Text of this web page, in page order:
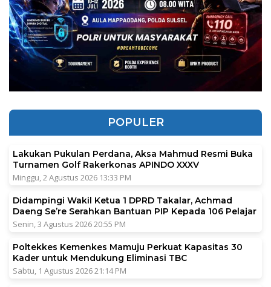
POPULER
Lakukan Pukulan Perdana, Aksa Mahmud Resmi Buka
Turnamen Golf Rakerkonas APINDO XXXV
Minggu, 2 Agustus 2026 13:33 PM
Didampingi Wakil Ketua 1 DPRD Takalar, Achmad
Daeng Se’re Serahkan Bantuan PIP Kepada 106 Pelajar
Senin, 3 Agustus 2026 20:55 PM
Poltekkes Kemenkes Mamuju Perkuat Kapasitas 30
Kader untuk Mendukung Eliminasi TBC
Sabtu, 1 Agustus 2026 21:14 PM